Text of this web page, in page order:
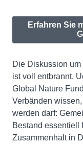
Erfahren Sie
Die Diskussion
ist voll entbrannt.
Global Nature
Verbänden
werden darf:
Bestand essentiell
Zusammenhalt in